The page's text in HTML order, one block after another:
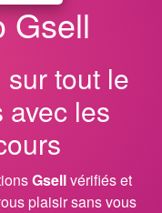
Gsell
tout le
avec les
Gsellvérifiés et
plaisir sans vous